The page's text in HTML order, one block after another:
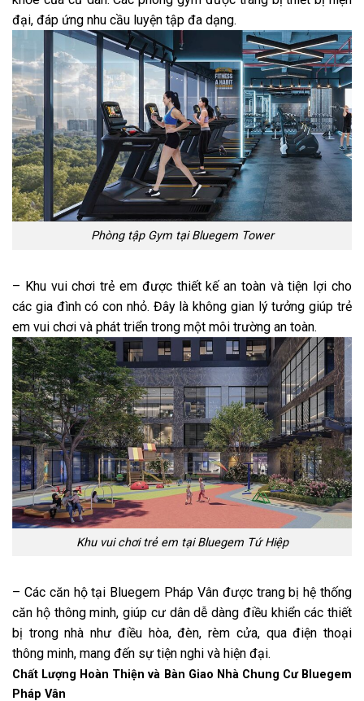
đại, đáp ứng nhu cầu luyện tập đa dạng.
Phòng tập Gym tại Bluegem Tower
– Khu vui chơi trẻ em được thiết kế an toàn và tiện lợi cho
các gia đình có con nhỏ. Đây là không gian lý tưởng giúp trẻ
em vui chơi và phát triển trong một môi trường an toàn.
Khu vui chơi trẻ em tại Bluegem Tứ Hiệp
– Các căn hộ tại Bluegem Pháp Vân được trang bị hệ thống
căn hộ thông minh, giúp cư dân dễ dàng điều khiển các thiết
bị trong nhà như điều hòa, đèn, rèm cửa, qua điện thoại
thông minh, mang đến sự tiện nghi và hiện đại.
Chất Lượng Hoàn Thiện và Bàn Giao Nhà Chung Cư Bluegem
Pháp Vân